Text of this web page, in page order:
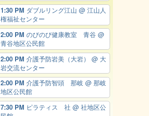
1:30 PM ダブルリング江山 @ 江山人
権福祉センター
2:00 PM のびのび健康教室 青谷 @
青谷地区公民館
2:00 PM 介護予防岩美（大岩） @ 大
岩交流センター
2:00 PM 介護予防智頭 那岐 @ 那岐
地区公民館
7:30 PM ピラティス 社 @ 社地区公